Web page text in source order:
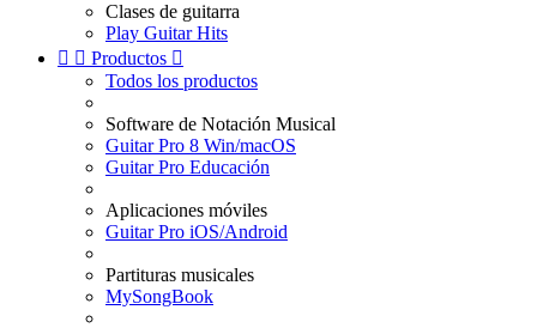
Clases de guitarra
Play Guitar Hits
  Productos 
Todos los productos
Software de Notación Musical
Guitar Pro 8 Win/macOS
Guitar Pro Educación
Aplicaciones móviles
Guitar Pro iOS/Android
Partituras musicales
MySongBook